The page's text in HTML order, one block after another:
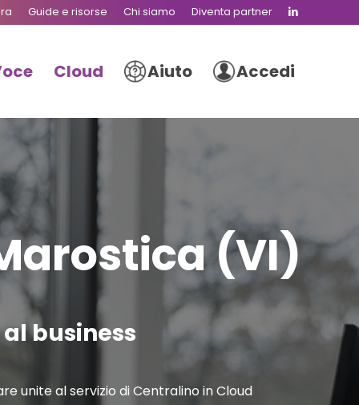
Guide e risorse Chi siamo Diventa partner
Cloud Aiuto Accedi
(VI)
business
unite al servizio di Centralino in Cloud